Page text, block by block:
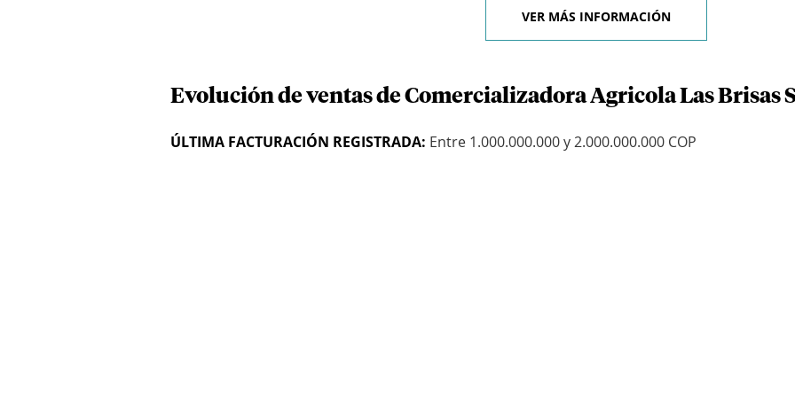
VER MÁS INFORMACIÓN
Evolución de ventas de Comercializadora Agricola Las Brisas
ÚLTIMA FACTURACIÓN REGISTRADA: Entre 1.000.000.000 y 2.000.000.000 COP